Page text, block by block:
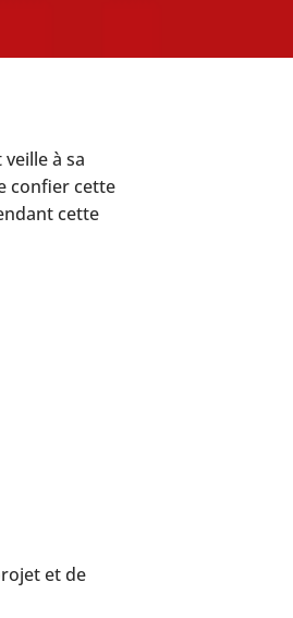
à sa
confier cette
cette
et de